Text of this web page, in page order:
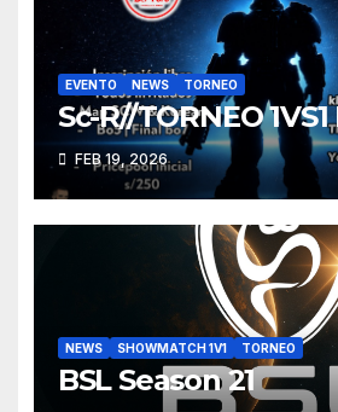
EVENTO NEWS TORNEO
Sc-R//TORNEO 1VS1
FEB 19, 2026
NEWS SHOWMATCH 1V1 TORNEO
BSL Season 21